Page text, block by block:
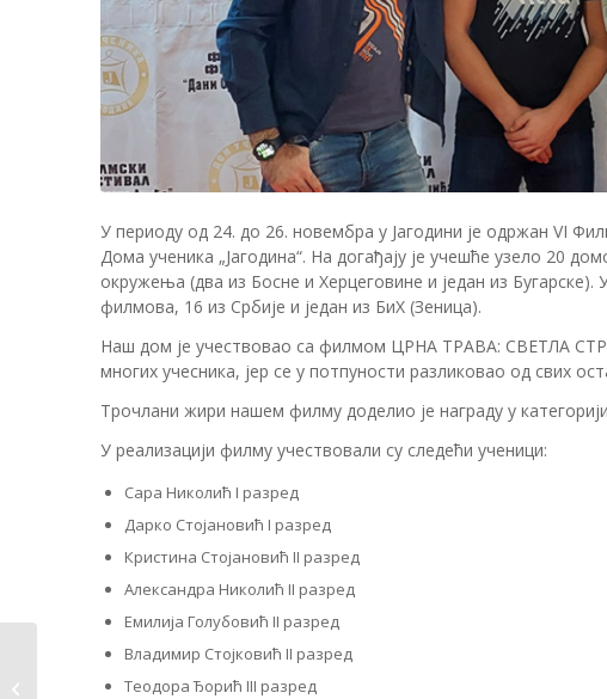
У периоду од 24. до 26. новембра у Јагодини је одржан VI
Дома ученика „Јагодина“. На догађају је учешће узело 20
окружења (два из Босне и Херцеговине и један из
филмова, 16 из Србије и један из БиХ (Зеница).
Наш дом је учествовао са филмом ЦРНА ТРАВА: СВЕТЛА
многих учесника, јер се у потпуности разликовао од свих
Трочлани жири нашем филму доделио je награду у
У реализацији филму учествовали су следећи ученици:
Сара Николић I разред
Дарко Стојановић I разред
Кристина Стојановић II разред
Александра Николић II разред
Емилија Голубовић II разред
Владимир Стојковић II разред
Теодора Ђорић III разред
Снимање филма
„ЦРНА ТРАВА –